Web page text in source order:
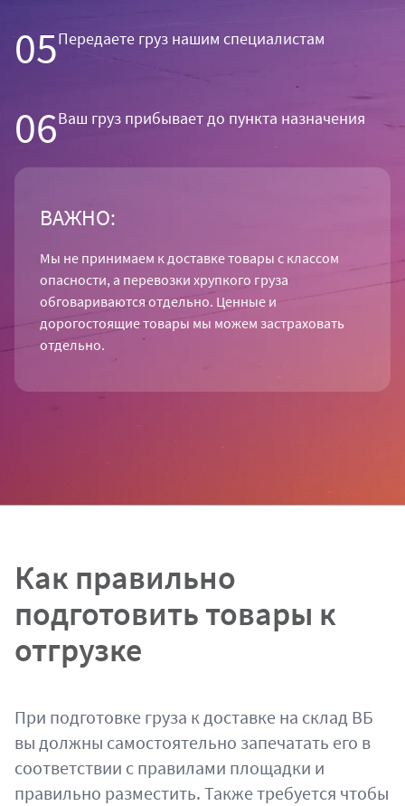
05Передаете груз нашим специалистам
06Ваш груз прибывает до пункта назначения
ВАЖНО:
Мы не принимаем к доставке товары с классом
опасности, а перевозки хрупкого груза
обговариваются отдельно. Ценные и
дорогостоящие товары мы можем застраховать
отдельно.
Как правильно
подготовить товары к
отгрузке
При подготовке груза к доставке на склад ВБ
вы должны самостоятельно запечатать его в
соответствии с правилами площадки и
правильно разместить. Также требуется чтобы